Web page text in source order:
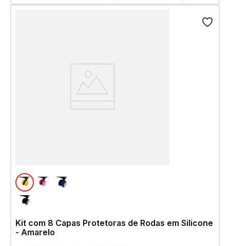
Kit com 8 Capas Protetoras de Rodas em Silicone
- Amarelo